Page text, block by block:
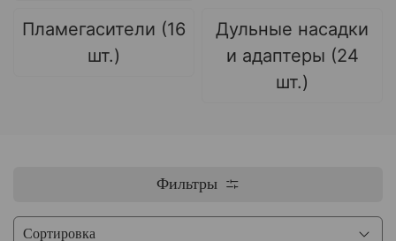
Пламегасители (16
шт.)
Дульные насадки
и адаптеры (24
шт.)
Фильтры